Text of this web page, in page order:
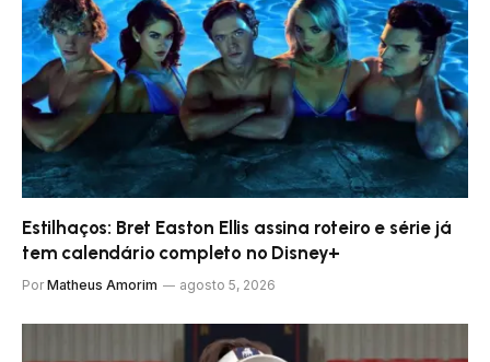
Estilhaços: Bret Easton Ellis assina roteiro e série já
tem calendário completo no Disney+
Por Matheus Amorim agosto 5, 2026